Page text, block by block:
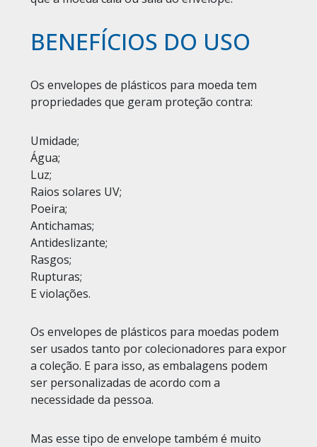
BENEFÍCIOS DO USO
Os envelopes de plásticos para moeda tem
propriedades que geram proteção contra:
Umidade;
Água;
Luz;
Raios solares UV;
Poeira;
Antichamas;
Antideslizante;
Rasgos;
Rupturas;
E violações.
Os envelopes de plásticos para moedas podem
ser usados tanto por colecionadores para expor
a coleção. E para isso, as embalagens podem
ser personalizadas de acordo com a
necessidade da pessoa.
Mas esse tipo de envelope também é muito